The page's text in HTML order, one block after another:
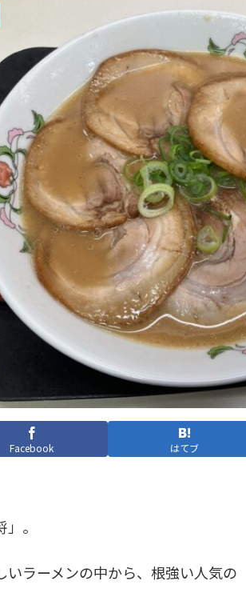
Facebook はてブ
。
ラーメンの中から、根強い人気の